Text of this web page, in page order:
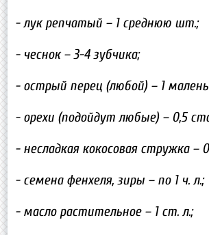
- лук репчатый – 1 среднюю шт.;
- чеснок – 3-4 зубчика;
- острый перец (любой) – 1
- орехи (подойдут любые) – 0,5
- несладкая кокосовая стружка –
- семена фенхеля, зиры – по 1 ч. л.;
- масло растительное – 1 ст. л.;